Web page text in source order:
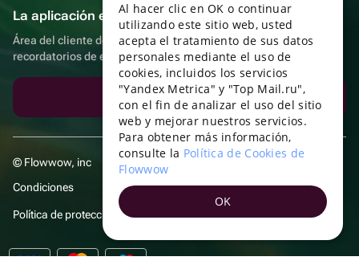
La aplicación es aún más práctica.
Área del cliente del destinatario, más bonos por compras y
recordatorios de eventos
Descargar la aplicación
© Flowwow, inc
Condiciones
Política de protección y privacidad de datos
ENGLISH
UKRAINIAN
PORTUGUESE
SPANISH
HUNGARIAN
ITALIAN
POLISH
Al hacer clic en OK o continuar
utilizando este sitio web, usted
acepta el tratamiento de sus datos
personales mediante el uso de
cookies, incluidos los servicios
"Yandex Metrica" y "Top Mail.ru",
con el fin de analizar el uso del sitio
web y mejorar nuestros servicios.
Para obtener más información,
consulte la Política de Cookies de
Flowwow
OK